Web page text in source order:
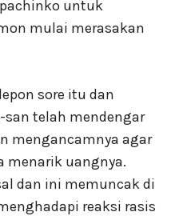
untuk
mulai merasakan
sore itu dan
san telah mendengar
mengancamnya agar
menarik uangnya.
dan ini memuncak di
reaksi rasis